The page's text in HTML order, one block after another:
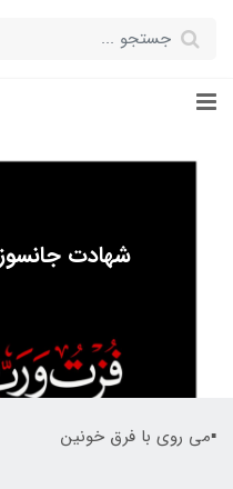
شهادت
▪️می روی با فرق خونین